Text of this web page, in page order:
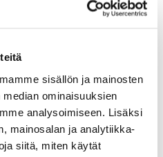
sisällön ja mainosten
ominaisuuksien
analysoimiseen. Lisäksi
mainosalan ja analytiikka-
siitä, miten käytät